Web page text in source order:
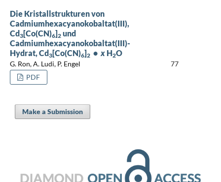
Die Kristallstrukturen von
Cadmiumhexacyanokobaltat(III),
Cd3[Co(CN)6]2und
Cadmiumhexacyanokobaltat(III)-
Hydrat, Cd3[Co(CN)6]2• x H2O
G. Ron, A. Ludi, P. Engel
77
PDF
Make a Submission